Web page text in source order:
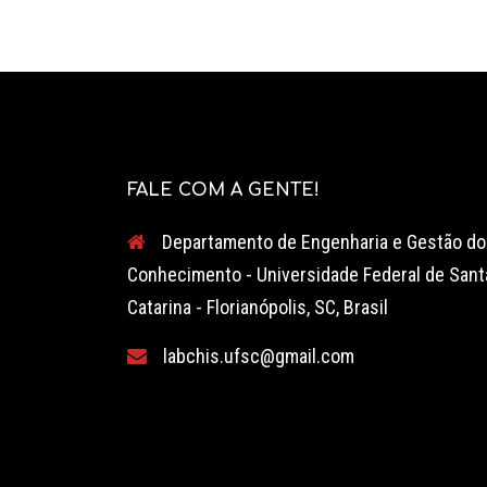
FALE COM A GENTE!
Departamento de Engenharia e Gestão do
Conhecimento - Universidade Federal de
Catarina - Florianópolis, SC, Brasil
labchis.ufsc@gmail.com